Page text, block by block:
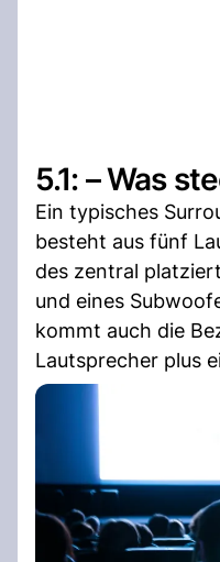
5.1: – Was
Ein typisches
besteht aus fünf
des zentral
und eines
kommt auch die
Lautsprecher plus